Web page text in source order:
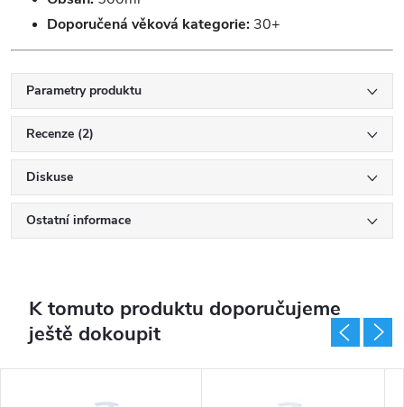
Doporučená věková kategorie: 30+
Parametry produktu
Recenze (2)
Diskuse
Ostatní informace
K tomuto produktu doporučujeme
ještě dokoupit